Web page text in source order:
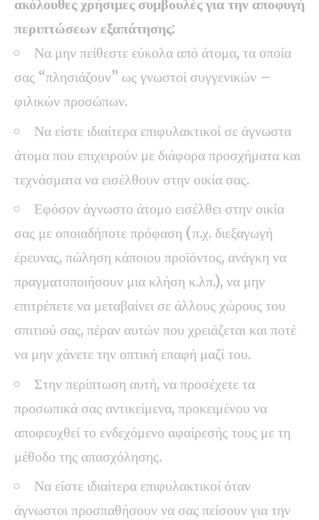
ακόλουθες χρήσιμες συμβουλές για την αποφυγή
περιπτώσεων εξαπάτησης:
Να μην πείθεστε εύκολα από άτομα, τα οποία
σας “πλησιάζουν” ως γνωστοί συγγενικών –
φιλικών προσώπων.
Να είστε ιδιαίτερα επιφυλακτικοί σε άγνωστα
άτομα που επιχειρούν με διάφορα προσχήματα και
τεχνάσματα να εισέλθουν στην οικία σας.
Εφόσον άγνωστο άτομο εισέλθει στην οικία
σας με οποιαδήποτε πρόφαση (π.χ. διεξαγωγή
έρευνας, πώληση κάποιου προϊόντος, ανάγκη να
πραγματοποιήσουν μια κλήση κ.λπ.), να μην
επιτρέπετε να μεταβαίνει σε άλλους χώρους του
σπιτιού σας, πέραν αυτών που χρειάζεται και ποτέ
να μην χάνετε την οπτική επαφή μαζί του.
Στην περίπτωση αυτή, να προσέχετε τα
προσωπικά σας αντικείμενα, προκειμένου να
αποφευχθεί το ενδεχόμενο αφαίρεσής τους με τη
μέθοδο της απασχόλησης.
Να είστε ιδιαίτερα επιφυλακτικοί όταν
άγνωστοι προσπαθήσουν να σας πείσουν για την